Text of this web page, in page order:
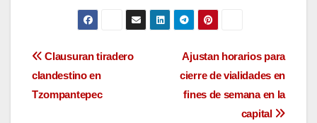
Navegación
de
Ajustan horarios para
cierre de vialidades en
fines de semana en la
capital
Clausuran tiradero
clandestino en
Tzompantepec